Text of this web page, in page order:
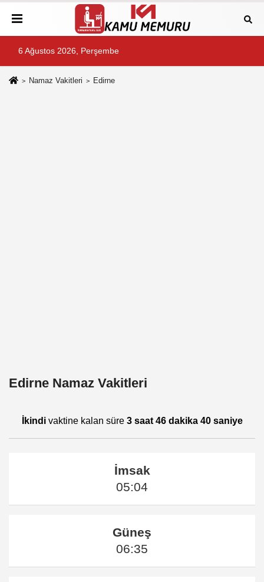
6 Ağustos 2026, Perşembe
Namaz Vakitleri Edirne
Edirne Namaz Vakitleri
İkindivaktine kalan süre 3 saat 46 dakika 40 saniye
İmsak
05:04
Güneş
06:35